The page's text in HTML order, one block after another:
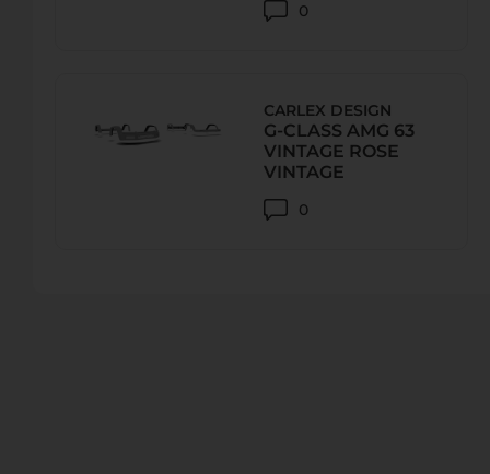
0
CARLEX DESIGN
G-CLASS AMG 63
VINTAGE ROSE
VINTAGE
0